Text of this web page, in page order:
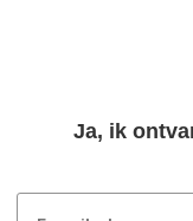
Ja, ik